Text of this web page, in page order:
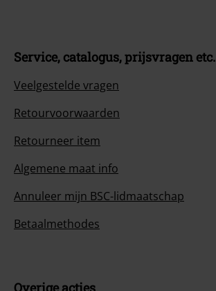
Service, catalogus, prijsvragen etc.
Veelgestelde vragen
Retourvoorwaarden
Retourneer item
Algemene maat info
Annuleer mijn BSC-lidmaatschap
Betaalmethodes